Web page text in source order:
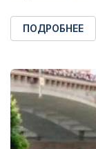
ПОДРОБНЕЕ